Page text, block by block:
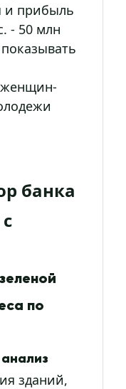
и прибыль
- 50 млн
женщин-
банка
по
зданий,